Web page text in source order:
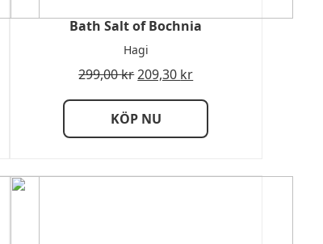
Bath Salt of Bochnia
Hagi
299,00kr209,30 kr
KÖP NU